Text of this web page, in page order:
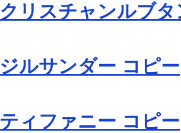
クリスチャンルブ
ジルサンダー コピー
ティファニー コピー